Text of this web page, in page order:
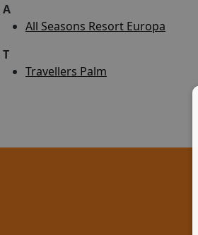
A
All Seasons Resort Europa
T
Travellers Palm